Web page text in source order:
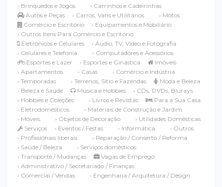
› Brinquedos e Jogos
› Carrinhos e Cadeirinhas
Autos e Peças
› Carros, Vans e Utilitários
› Motos
Comércio e Escritório
› Equipamentos e Mobiliário
› Outros Itens Para Comércio e Escritório
Eletrônicos e Celulares
› Áudio, TV, Vídeo e Fotografia
› Celulares e Telefonia
› Computadores e Acessórios
Esportes e Lazer
› Esportes e Ginástica
Imóveis
› Apartamentos
› Casas
› Comércio e Indústria
› Temporadas
› Terrenos, Sítio e Fazendas
Moda e Beleza
› Beleza e Saúde
Música e Hobbies
› CDs, DVDs, Blurays
› Hobbies e Coleções
› Livros e Revistas
Para a Sua Casa
› Eletrodomésticos
› Materiais de Construção e Jardim
› Móveis
› Objetos de Decoração
› Utilidades Domésticas
Serviços
› Eventos / Festas › Informática
› Outros
› Profissionais liberais
› Reparação / Conserto / Reforma
› Saúde / Beleza
› Serviços domésticos
› Transporte / Mudanças
Vagas de Emprego
› Administrativo / Secretariado / Finanças
› Comercial / Vendas
› Engenharia / Arquitetura / Design